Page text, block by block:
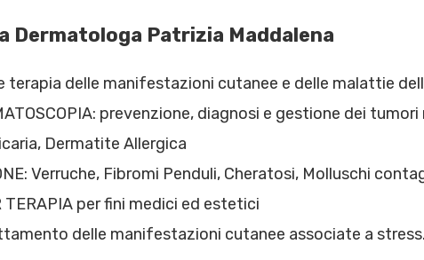
Dermatologa Patrizia Maddalena
e terapia delle manifestazioni cutanee e delle malattie
prevenzione, diagnosi e gestione dei
Dermatite Allergica
Verruche, Fibromi Penduli, Cheratosi, Molluschi
TERAPIA per fini medici ed estetici
delle manifestazioni cutanee associate a stress.